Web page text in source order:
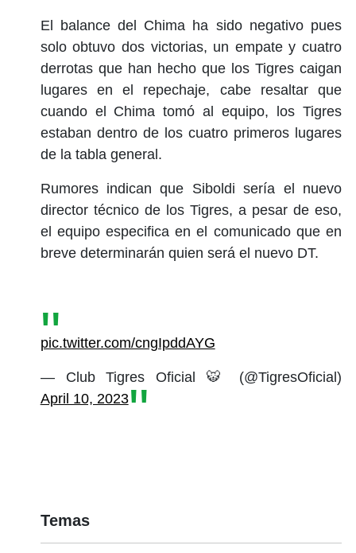
El balance del Chima ha sido negativo pues
solo obtuvo dos victorias, un empate y cuatro
derrotas que han hecho que los Tigres caigan
lugares en el repechaje, cabe resaltar que
cuando el Chima tomó al equipo, los Tigres
estaban dentro de los cuatro primeros lugares
de la tabla general.
Rumores indican que Siboldi sería el nuevo
director técnico de los Tigres, a pesar de eso,
el equipo especifica en el comunicado que en
breve determinarán quien será el nuevo DT.
pic.twitter.com/cngIpddAYG
— Club Tigres Oficial 🐯 (@TigresOficial)
April 10, 2023
Temas